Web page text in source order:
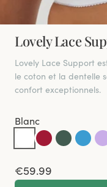
Lovely Lace
Lovely Lace Support
le coton et la dentelle
confort exceptionnels.
Blanc
€59.99